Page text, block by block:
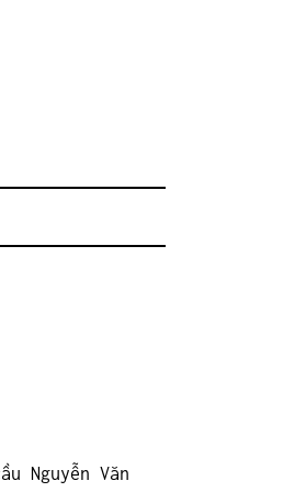
Nguyễn Văn